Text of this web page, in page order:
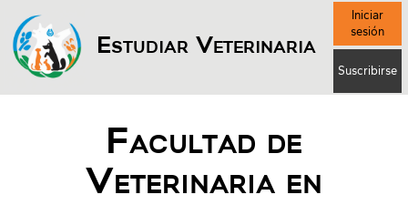
Estudiar Veterinaria
Iniciar
sesión
Suscribirse
Facultad de
Veterinaria en